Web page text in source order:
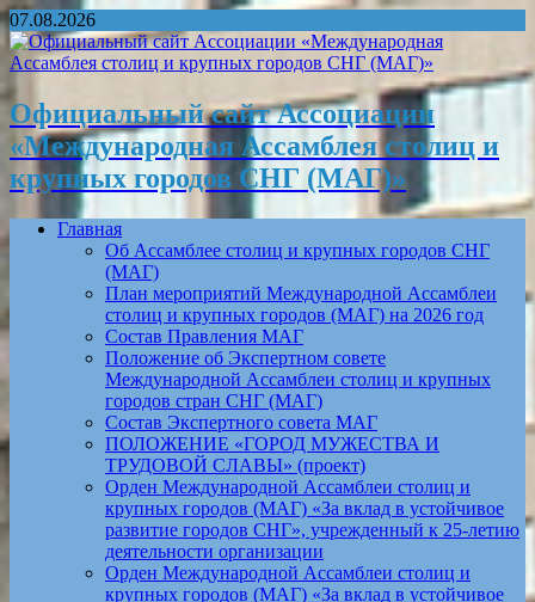
07.08.2026
Официальный сайт Ассоциации
«Международная Ассамблея столиц и
крупных городов СНГ (МАГ)»
Главная
Об Ассамблее столиц и крупных городов СНГ
(МАГ)
План мероприятий Международной Ассамблеи
столиц и крупных городов (МАГ) на 2026 год
Состав Правления МАГ
Положение об Экспертном совете
Международной Ассамблеи столиц и крупных
городов стран СНГ (МАГ)
Состав Экспертного совета МАГ
ПОЛОЖЕНИЕ «ГОРОД МУЖЕСТВА И
ТРУДОВОЙ СЛАВЫ» (проект)
Орден Международной Ассамблеи столиц и
крупных городов (МАГ) «За вклад в устойчивое
развитие городов СНГ», учрежденный к 25-летию
деятельности организации
Орден Международной Ассамблеи столиц и
крупных городов (МАГ) «За вклад в устойчивое